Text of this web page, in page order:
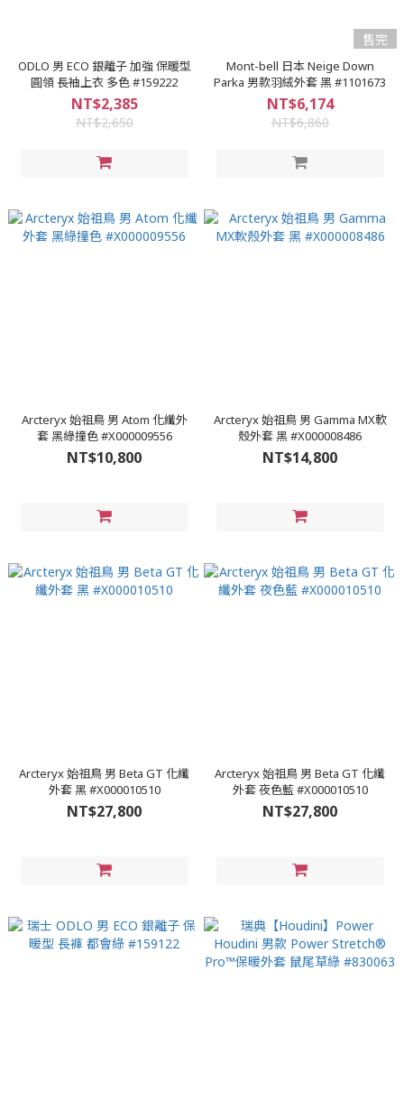
ODLO 男 ECO 銀離子 加強 保暖型
圓領 長袖上衣 多色 #159222
NT$2,385
NT$2,650
售完
Mont-bell 日本 Neige Down
Parka 男款羽絨外套 黑 #1101673
NT$6,174
NT$6,860
Arcteryx 始祖鳥 男 Atom 化纖外
套 黑綠撞色 #X000009556
NT$10,800
Arcteryx 始祖鳥 男 Gamma MX軟
殼外套 黑 #X000008486
NT$14,800
Arcteryx 始祖鳥 男 Beta GT 化纖
外套 黑 #X000010510
NT$27,800
Arcteryx 始祖鳥 男 Beta GT 化纖
外套 夜色藍 #X000010510
NT$27,800